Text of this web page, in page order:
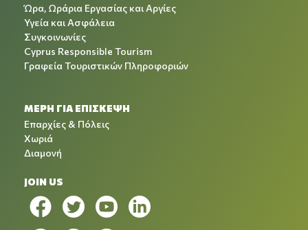
Ώρα, Ωράρια Εργασίας και Αργίες
Υγεία και Ασφάλεια
Συγκοινωνίες
Cyprus Responsible Tourism
Γραφεία Τουριστικών Πληροφοριών
ΜΕΡΗ ΓΙΑ ΕΠΙΣΚΕΨΗ
Επαρχίες & Πόλεις
Χωριά
Διαμονή
JOIN US